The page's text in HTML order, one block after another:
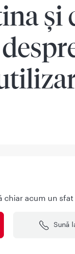
și
chiar acum un
Sună